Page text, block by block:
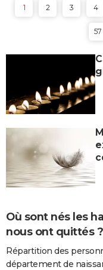
1 2 3 4
57
Où sont nés les
nous ont quittés ?
Répartition des
département de